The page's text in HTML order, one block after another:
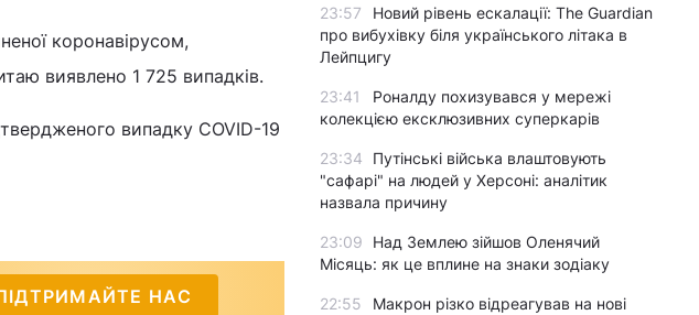
коронавірусом,
виявлено 1 725 випадків.
випадку COVID-19
НАС
23:57
Новий рівень ескалації: The Guardian
про вибухівку біля українського літака в
Лейпцигу
23:41
Роналду похизувався у мережі
колекцією ексклюзивних суперкарів
23:34
Путінські війська влаштовують
"сафарі" на людей у Херсоні: аналітик
назвала причину
23:09
Над Землею зійшов Оленячий
Місяць: як це вплине на знаки зодіаку
22:55
Макрон різко відреагував на нові